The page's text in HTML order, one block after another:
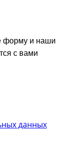
форму и наши
с вами
данных